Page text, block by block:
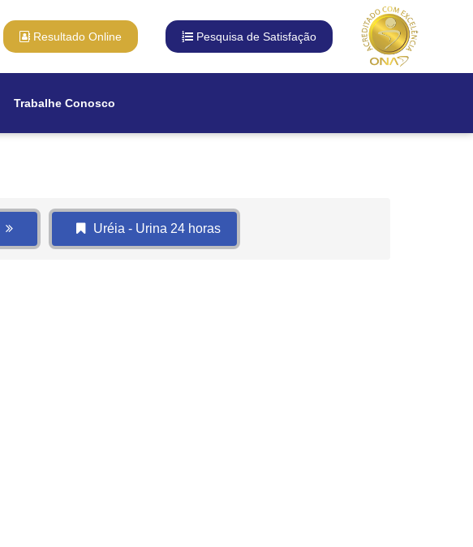
Resultado Online Pesquisa de Satisfação
Trabalhe Conosco
Uréia - Urina 24 horas